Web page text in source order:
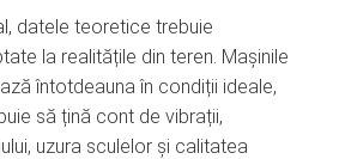
datele teoretice trebuie
la realitățile din teren. Mașinile
întotdeauna în condiții ideale,
să țină cont de vibrații,
uzura sculelor și calitatea